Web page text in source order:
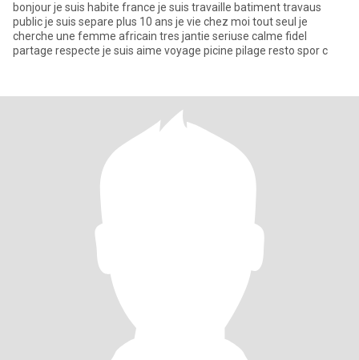
bonjour je suis habite france je suis travaille batiment travaus
public je suis separe plus 10 ans je vie chez moi tout seul je
cherche une femme africain tres jantie seriuse calme fidel
partage respecte je suis aime voyage picine pilage resto spor c